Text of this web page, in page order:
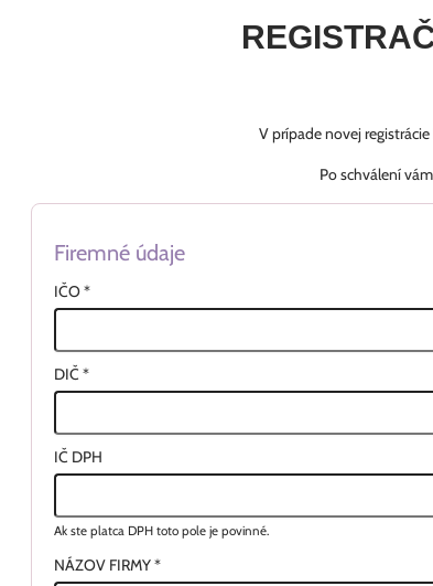
V prípade novej
Po schválení
Firemné údaje
IČO*
DIČ *
IČ DPH
Ak ste platca DPH toto pole je povinné.
NÁZOV FIRMY*